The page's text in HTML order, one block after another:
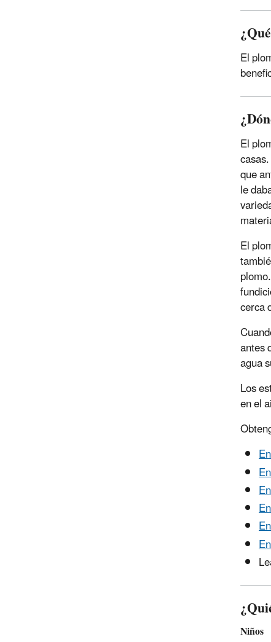
El
El
que
le
El
cerca
antes
agua
Los
en el
Niños